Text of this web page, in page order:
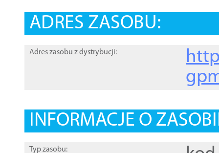
ADRES ZASOBU:
Adres zasobu z dystrybucji:
INFORMACJE O
Typ zasobu: